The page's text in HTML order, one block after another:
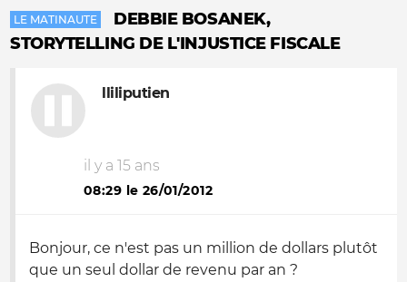
LE MATINAUTE
DEBBIE BOSANEK,
STORYTELLING DE L'INJUSTICE FISCALE
lliliputien
il y a 15 ans
08:29 le 26/01/2012
Bonjour, ce n'est pas un million de dollars plutôt
que un seul dollar de revenu par an ?